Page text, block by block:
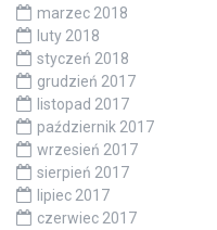
marzec 2018
luty 2018
styczeń 2018
grudzień 2017
listopad 2017
październik 2017
wrzesień 2017
sierpień 2017
lipiec 2017
czerwiec 2017